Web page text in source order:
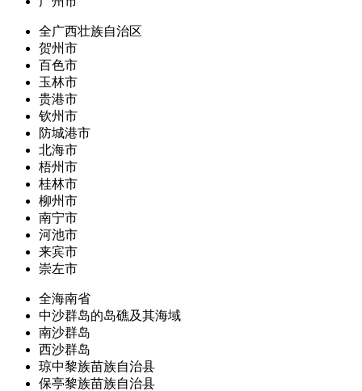
全广西壮族自治区
贺州市
百色市
玉林市
贵港市
钦州市
防城港市
北海市
梧州市
桂林市
柳州市
南宁市
河池市
来宾市
崇左市
全海南省
中沙群岛的岛礁及其海域
南沙群岛
西沙群岛
琼中黎族苗族自治县
保亭黎族苗族自治县